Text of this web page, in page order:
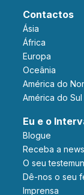
Contactos
Ásia
África
Europa
Oceânia
América do
América do Sul
Eu e o
Blogue
Receba a
O seu
Dê-nos o seu
Imprensa